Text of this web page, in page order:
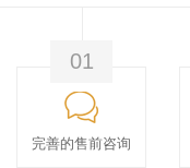
01
完善的售前咨询